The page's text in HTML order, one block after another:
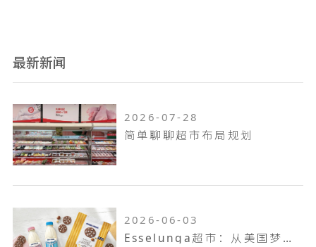
最新新闻
2026-07-28
简单聊聊超市布局规划
2026-06-03
Esselunga超市：从美国梦到意大利第三大零售巨头